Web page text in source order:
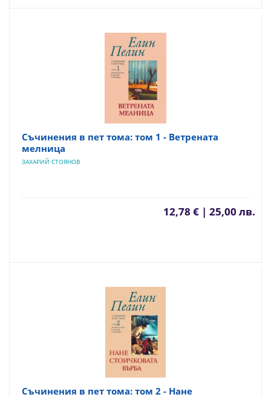
Съчинения в пет тома: том 1 - Ветрената
мелница
ЗАХАРИЙ СТОЯНОВ
12,78 € | 25,00 лв.
Съчинения в пет тома: том 2 - Нане